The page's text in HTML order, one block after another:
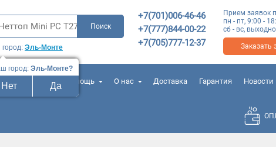
Эль-Монте
город: Эль-Монте?
Нет Да
+7(701)006-46-46
+7(777)844-00-22
+7(705)777-12-37
Прием заявок
пн - пт, 9:00 -
сб - вс,
Заказать
контакты Помощь О нас Доставка Гарантия Новости